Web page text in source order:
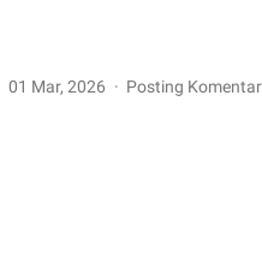
01 Mar, 2026 Posting Komentar